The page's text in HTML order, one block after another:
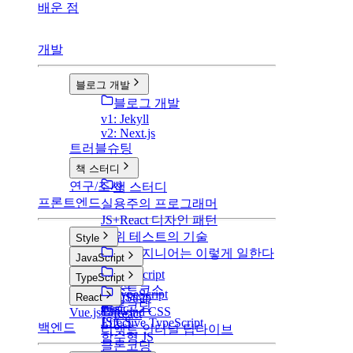
배운 점
개발
블로그 개발
블로그 개발
v1: Jekyll
v2: Next.js
트러블슈팅
책 스터디
책 스터디
실용주의 프로그래머
JS+React 디자인 패턴
단위 테스트의 기술
구글 엔지니어는 이렇게 일한다
연구/조사
프론트엔드
Style
Style
CSS
SCSS
BootStrap
Tailwind CSS
JavaScript
JavaScript
부스트코스
클론코딩
JS CS
함수형 JS
TypeScript
TypeScript
Basic
Effective TypeScript
React
React
리액트 인터널 딥다이브
클론코딩
Vue.js
백엔드